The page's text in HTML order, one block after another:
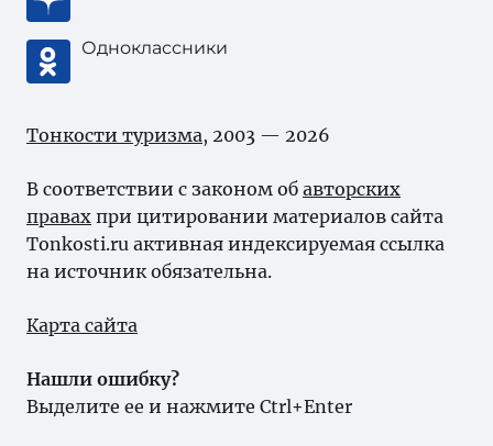
Одноклассники
Тонкости туризма, 2003 — 2026
В соответствии с законом об авторских
правах при цитировании материалов сайта
Tonkosti.ru активная индексируемая ссылка
на источник обязательна.
Карта сайта
Нашли ошибку?
Выделите ее и нажмите Ctrl+Enter